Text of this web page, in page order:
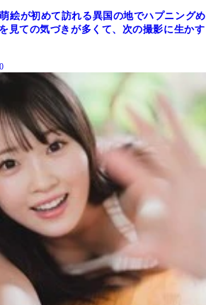
絵が初めて訪れる異国の地でハプニングめ
見ての気づきが多くて、次の撮影に生かす